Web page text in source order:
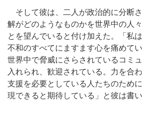
そして彼は、二人が政治的に分断
解がどのようなものかを世界中の人
とを望んでいると付け加えた。「私
不和のすべてにますます心を痛めて
世界中で脅威にさらされているコミ
入れられ、歓迎されている。力を合
支援を必要としている人たちのため
現できると期待している」と彼は書い